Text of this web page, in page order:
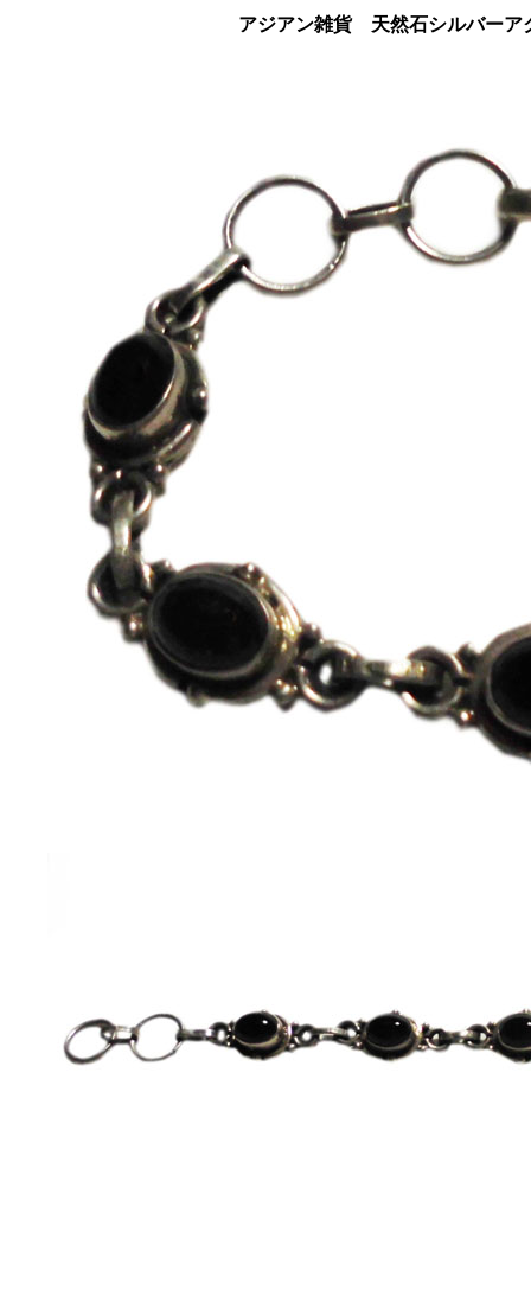
アジアン雑貨 天然石シルバー